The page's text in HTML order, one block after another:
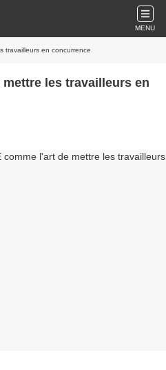
MENU
travailleurs en concurrence
les travailleurs en